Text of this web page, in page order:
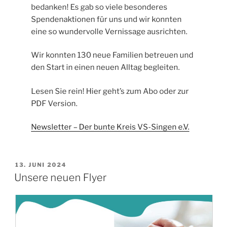
bedanken! Es gab so viele besonderes
Spendenaktionen für uns und wir konnten
eine so wundervolle Vernissage ausrichten.
Wir konnten 130 neue Familien betreuen und
den Start in einen neuen Alltag begleiten.
Lesen Sie rein! Hier geht’s zum Abo oder zur
PDF Version.
Newsletter – Der bunte Kreis VS-Singen e.V.
VERÖFFENTLICHT
AM
13. JUNI 2024
Unsere neuen Flyer